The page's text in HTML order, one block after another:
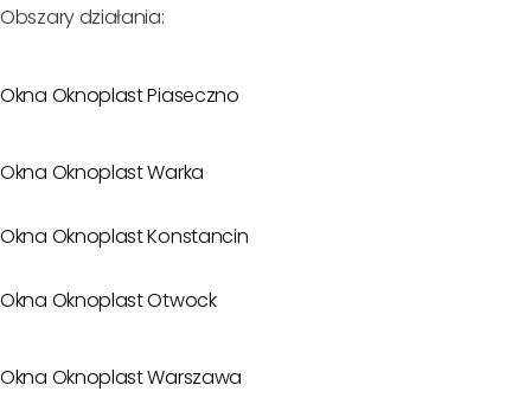
Obszary działania:
Okna Oknoplast Piaseczno
Okna Oknoplast Warka
Okna Oknoplast Konstancin
Okna Oknoplast Otwock
Okna Oknoplast Warszawa